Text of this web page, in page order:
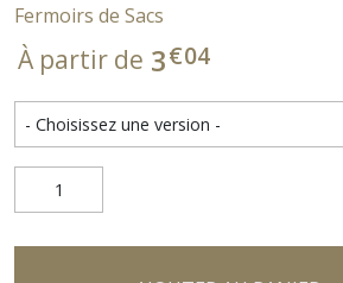
Fermoirs de Sacs
À partir de 3€04